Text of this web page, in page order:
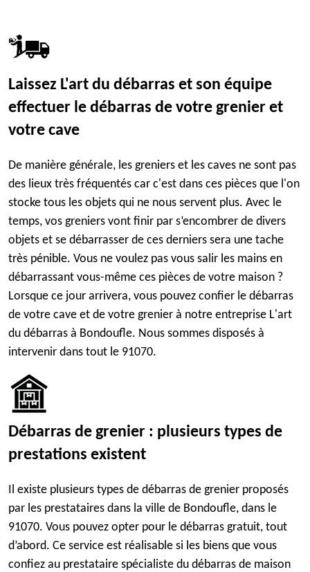
Laissez L'art du débarras et son équipe
effectuer le débarras de votre grenier et
votre cave
De manière générale, les greniers et les caves ne sont pas
des lieux très fréquentés car c'est dans ces pièces que l'on
stocke tous les objets qui ne nous servent plus. Avec le
temps, vos greniers vont finir par s’encombrer de divers
objets et se débarrasser de ces derniers sera une tache
très pénible. Vous ne voulez pas vous salir les mains en
débarrassant vous-même ces pièces de votre maison ?
Lorsque ce jour arrivera, vous pouvez confier le débarras
de votre cave et de votre grenier à notre entreprise L'art
du débarras à Bondoufle. Nous sommes disposés à
intervenir dans tout le 91070.
Débarras de grenier : plusieurs types de
prestations existent
Il existe plusieurs types de débarras de grenier proposés
par les prestataires dans la ville de Bondoufle, dans le
91070. Vous pouvez opter pour le débarras gratuit, tout
d’abord. Ce service est réalisable si les biens que vous
confiez au prestataire spécialiste du débarras de maison